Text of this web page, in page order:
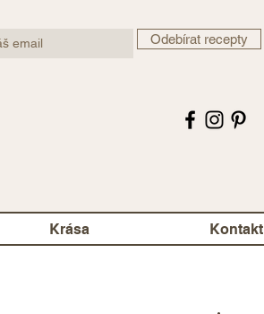
Odebírat recepty
Krása Kontakt